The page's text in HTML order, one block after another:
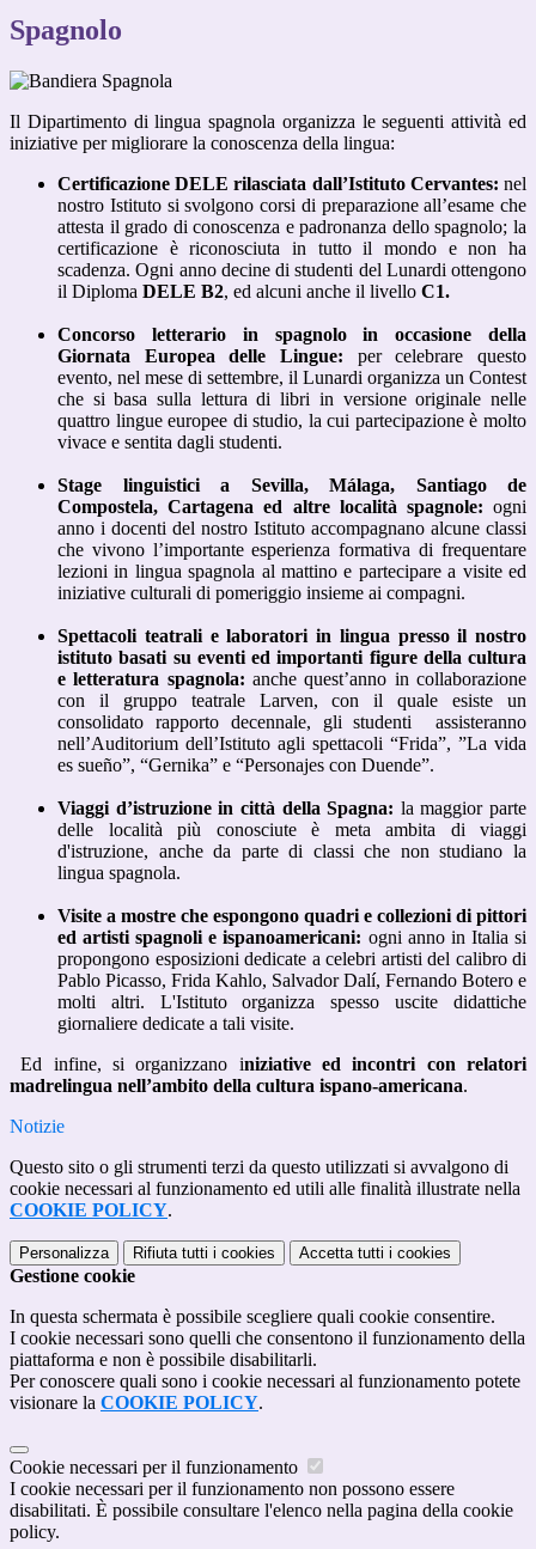
Spagnolo
Il Dipartimento di lingua spagnola organizza le seguenti attività ed
iniziative per migliorare la conoscenza della lingua:
Certificazione DELE rilasciata dall’Istituto Cervantes: nel
nostro Istituto si svolgono corsi di preparazione all’esame che
attesta il grado di conoscenza e padronanza dello spagnolo; la
certificazione è riconosciuta in tutto il mondo e non ha
scadenza. Ogni anno decine di studenti del Lunardi ottengono
il Diploma DELE B2, ed alcuni anche il livello C1.
Concorso letterario in spagnolo in occasione della
Giornata Europea delle Lingue: per celebrare questo
evento, nel mese di settembre, il Lunardi organizza un Contest
che si basa sulla lettura di libri in versione originale nelle
quattro lingue europee di studio, la cui partecipazione è molto
vivace e sentita dagli studenti.
Stage linguistici a Sevilla, Málaga, Santiago de
Compostela, Cartagena ed altre località spagnole: ogni
anno i docenti del nostro Istituto accompagnano alcune classi
che vivono l’importante esperienza formativa di frequentare
lezioni in lingua spagnola al mattino e partecipare a visite ed
iniziative culturali di pomeriggio insieme ai compagni.
Spettacoli teatrali e laboratori in lingua presso il nostro
istituto basati su eventi ed importanti figure della cultura
e letteratura spagnola: anche quest’anno in collaborazione
con il gruppo teatrale Larven, con il quale esiste un
consolidato rapporto decennale, gli studenti
assisteranno
nell’Auditorium dell’Istituto agli spettacoli “Frida”, ”La vida
es sueño”, “Gernika” e “Personajes con Duende”.
Viaggi d’istruzione in città della Spagna: la maggior parte
delle località più conosciute è meta ambita di viaggi
d'istruzione, anche da parte di classi che non studiano la
lingua spagnola.
Visite a mostre che espongono quadri e collezioni di pittori
ed artisti spagnoli e ispanoamericani: ogni anno in Italia si
propongono esposizioni dedicate a celebri artisti del calibro di
Pablo Picasso, Frida Kahlo, Salvador Dalí, Fernando Botero e
molti altri. L'Istituto organizza spesso uscite didattiche
giornaliere dedicate a tali visite.
Ed infine, si organizzano iniziative ed incontri con relatori
madrelingua nell’ambito della cultura ispano-americana.
Notizie
Questo sito o gli strumenti terzi da questo utilizzati si avvalgono di
cookie necessari al funzionamento ed utili alle finalità illustrate nella
COOKIE POLICY.
Personalizza Rifiuta tutti i cookies Accetta tutti i cookies
Gestione cookie
In questa schermata è possibile scegliere quali cookie consentire.
I cookie necessari sono quelli che consentono il funzionamento della
piattaforma e non è possibile disabilitarli.
Per conoscere quali sono i cookie necessari al funzionamento potete
visionare la COOKIE POLICY.
Cookie necessari per il funzionamento
I cookie necessari per il funzionamento non possono essere
disabilitati. È possibile consultare l'elenco nella pagina della cookie
policy.